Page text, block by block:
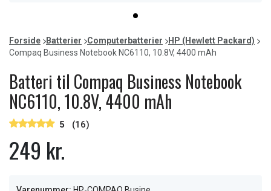
item
0
of
1
Forside Batterier Computerbatterier
HP (Hewlett Packard)
Compaq Business Notebook NC6110, 10.8V, 4400 mAh
Batteri til Compaq Business Notebook
NC6110, 10.8V, 4400 mAh
5 (16)
249 kr.